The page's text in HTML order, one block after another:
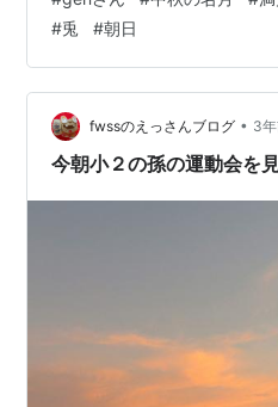
始めました。スイッチを入れ
ー！ピー！‥」と、終了の知
き、浜を覗くと亀が、歩いて
く亀でした。 そして、月と
から、朝日が昇ってきました
ところをパチリ！ 話を戻し
#兎 #朝日
fwssのえっさんブログ • 3
今朝小２の孫の運動会を